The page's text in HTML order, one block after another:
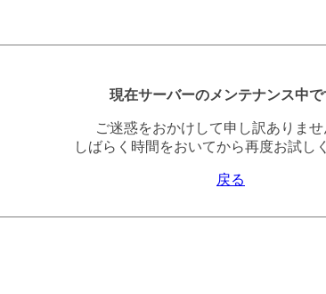
現在サーバーのメンテナンス中で
ご迷惑をおかけして申し訳ありませ
しばらく時間をおいてから再度お試し
戻る